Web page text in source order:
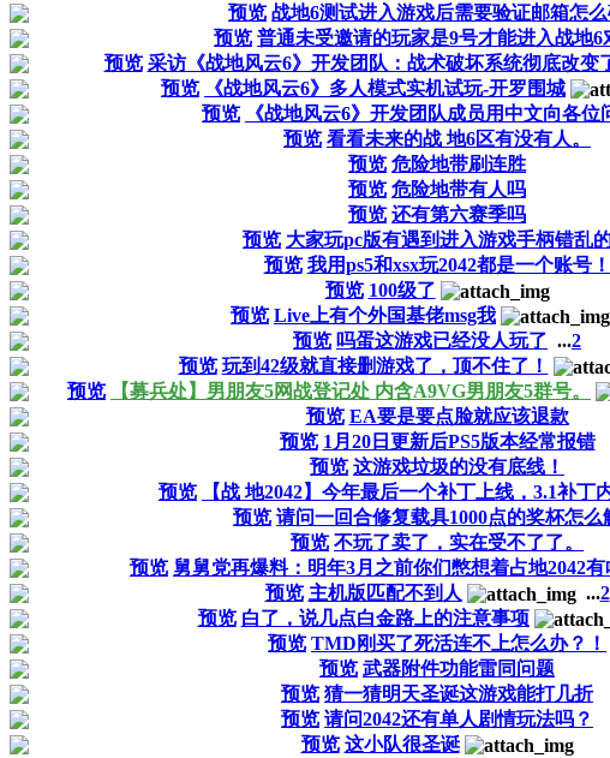
预览 战地6测试进入游戏后需要验证邮箱怎么
预览 普通未受邀请的玩家是9号才能进入战地6
预览 采访《战地风云6》开发团队：战术破坏系统彻底改变
预览
《战地风云6》多人模式实机试玩-开罗围城
预览
《战地风云6》开发团队成员用中文向各位
预览 看看未来的战 地6区有没有人。
预览 危险地带刷连胜
预览 危险地带有人吗
预览 还有第六赛季吗
预览 大家玩pc版有遇到进入游戏手柄错乱
预览 我用ps5和xsx玩2042都是一个账号！
预览 100级了
预览 Live上有个外国基佬msg我
预览 吗蛋这游戏已经没人玩了 ...2
预览 玩到42级就直接删游戏了，顶不住了！
预览
【募兵处】男朋友5网战登记处 内含A9VG男朋友5群号。
预览 EA要是要点脸就应该退款
预览 1月20日更新后PS5版本经常报错
预览 这游戏垃圾的没有底线！
预览
【战 地2042】今年最后一个补丁上线，3.1补丁
预览 请问一回合修复载具1000点的奖杯怎么
预览 不玩了卖了，实在受不了了。
预览 舅舅党再爆料：明年3月之前你们憋想着占地2042
预览 主机版匹配不到人 ...2
预览 白了，说几点白金路上的注意事项
预览 TMD刚买了死活连不上怎么办？！
预览 武器附件功能雷同问题
预览 猜一猜明天圣诞这游戏能打几折
预览 请问2042还有单人剧情玩法吗？
预览 这小队很圣诞